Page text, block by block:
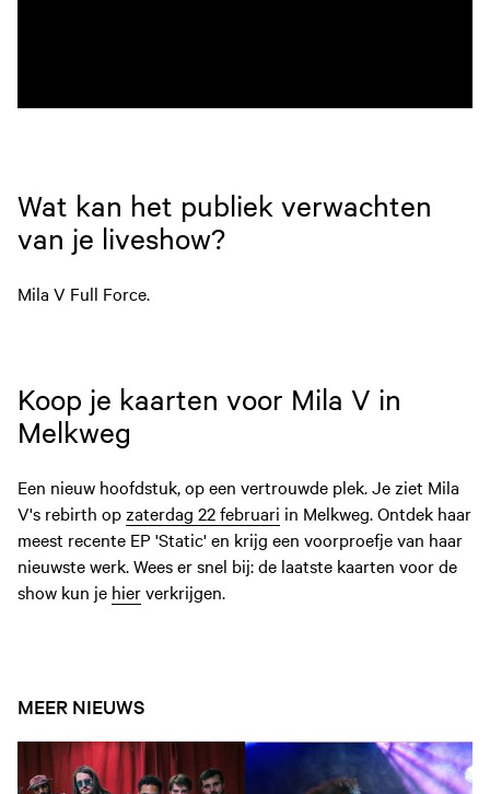
Wat kan het publiek verwachten
van je liveshow?
Mila V Full Force.
Koop je kaarten voor Mila V in
Melkweg
Een nieuw hoofdstuk, op een vertrouwde plek. Je ziet Mila
V's rebirth opzaterdag 22 februari in Melkweg. Ontdek haar
meest recente EP 'Static' en krijg een voorproefje van haar
nieuwste werk. Wees er snel bij: de laatste kaarten voor de
show kun je hierverkrijgen.
MEER NIEUWS
Open nieuws artikel